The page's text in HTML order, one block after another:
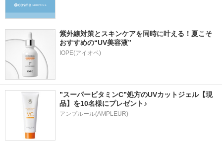
紫外線対策とスキンケアを同時に叶える！夏こそ
おすすめの“UV美容液”
IOPE(アイオペ)
”スーパービタミンC”処方のUVカットジェル【現
品】を10名様にプレゼント♪
アンプルール(AMPLEUR)